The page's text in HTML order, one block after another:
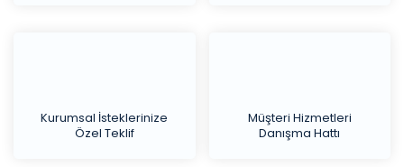
Kurumsal İsteklerinize
Özel Teklif
Müşteri Hizmetleri
Danışma Hattı